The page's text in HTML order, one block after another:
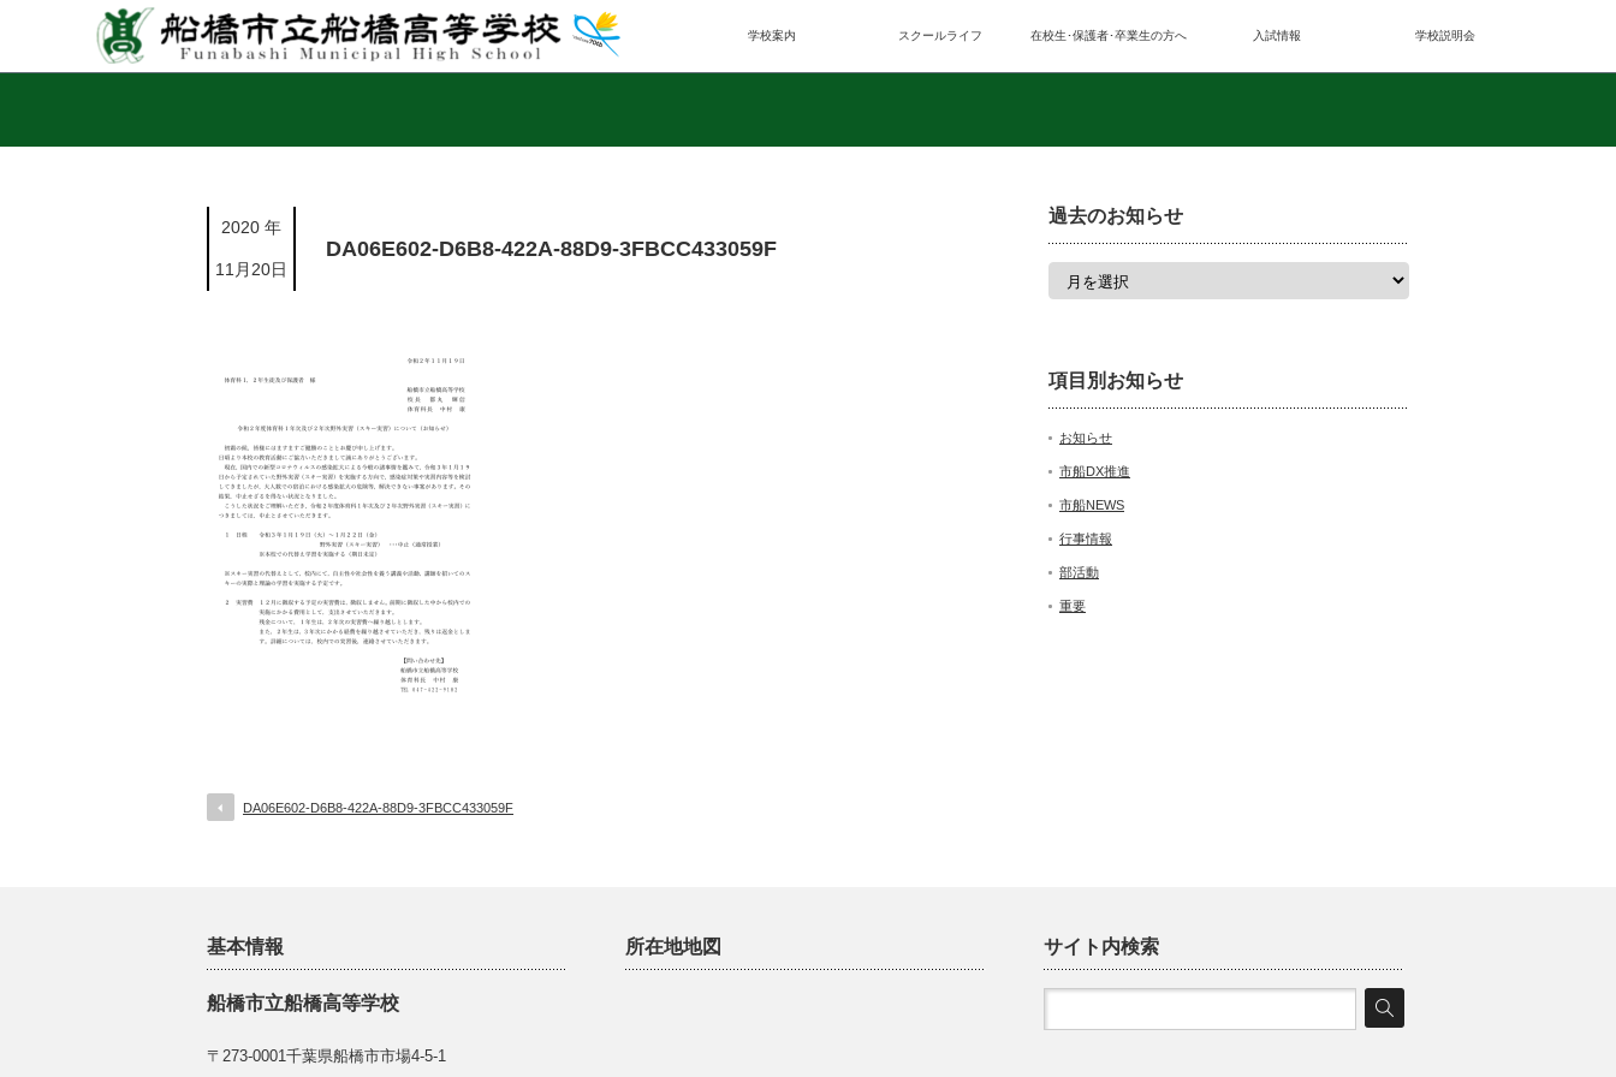
学校案内 スクールライフ 在校生･保護者･卒業生の方へ 入試情報 学校説明会
2020 年
11月20日
DA06E602-D6B8-422A-88D9-3FBCC433059F
DA06E602-D6B8-422A-88D9-3FBCC433059F
過去のお知らせ
項目別お知らせ
お知らせ
市船DX推進
市船NEWS
行事情報
部活動
重要
基本情報
船橋市立船橋高等学校
〒273-0001千葉県船橋市市場4-5-1
所在地地図 サイト内検索